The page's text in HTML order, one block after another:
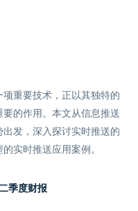
重要技术，正以其独特的
的作用。本文从信息推送
发，深入探讨实时推送的
实时推送应用案例。
季度财报